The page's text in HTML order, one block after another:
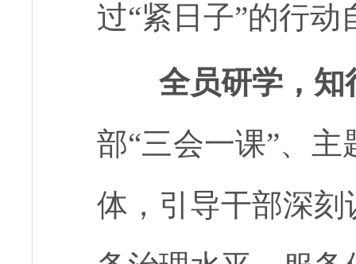
过“紧日子”的行动
全员研学，知
部“三会一课”、
体，引导干部深